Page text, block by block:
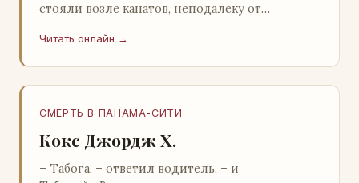
стояли возле канатов, неподалеку от
прочей публики, …
Читать онлайн →
СМЕРТЬ В ПАНАМА-СИТИ
Кокс Джордж Х.
– Табога, – ответил водитель, – и